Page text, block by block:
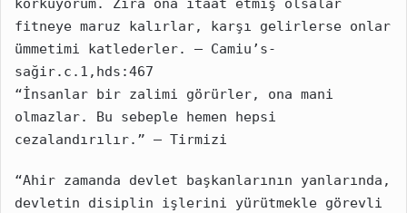
korkuyorum. Zira ona itaat etmiş olsalar
fitneye maruz kalırlar, karşı gelirlerse onlar
ümmetimi katlederler. – Camiu’s-
sağir.c.1,hds:467
“İnsanlar bir zalimi görürler, ona mani
olmazlar. Bu sebeple hemen hepsi
cezalandırılır.” – Tirmizi
“Ahir zamanda devlet başkanlarının yanlarında,
devletin disiplin işlerini yürütmekle görevli